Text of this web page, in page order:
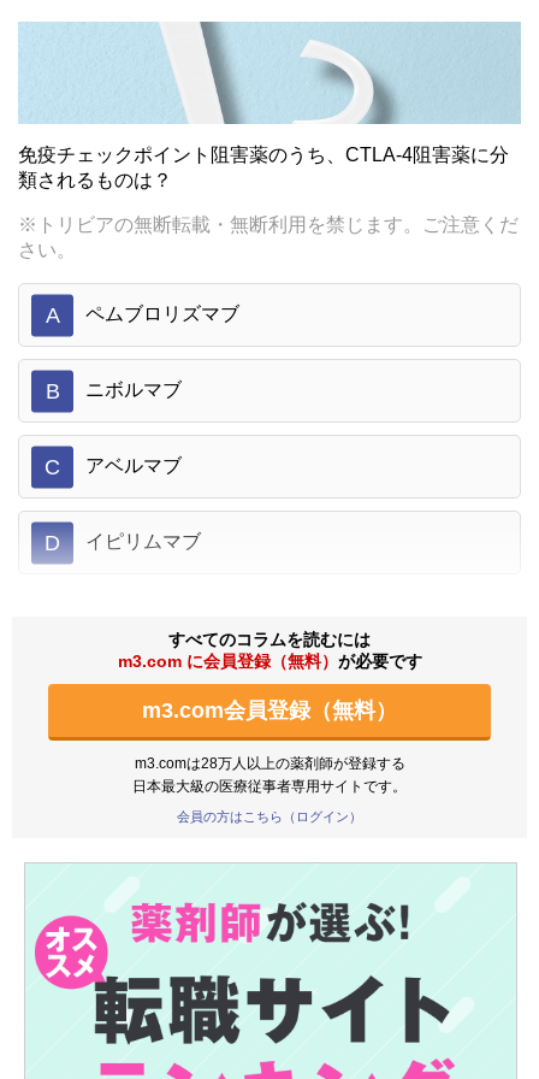
免疫チェックポイント阻害薬のうち、CTLA-4阻害薬に分
類されるものは？
※トリビアの無断転載・無断利用を禁じます。ご注意くだ
さい。
A ペムブロリズマブ
B ニボルマブ
C アベルマブ
D イピリムマブ
すべてのコラムを読むには
m3.com に会員登録（無料） が必要です
m3.com会員登録（無料）
m3.comは28万人以上の薬剤師が登録する
日本最大級の医療従事者専用サイトです。
会員の方はこちら（ログイン）